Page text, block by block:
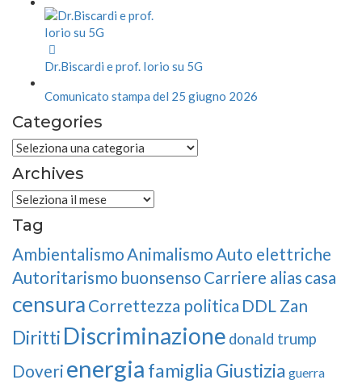
Dr.Biscardi e prof. Iorio su 5G
Comunicato stampa del 25 giugno 2026
Categories
Categories
Archives
Archives
Tag
AmbientalismoAnimalismoAuto elettriche
Autoritarismo buonsenso Carriere alias casa
censura Correttezza politica DDL Zan
Diritti Discriminazione donald trump
Doveri energia famiglia Giustizia guerra